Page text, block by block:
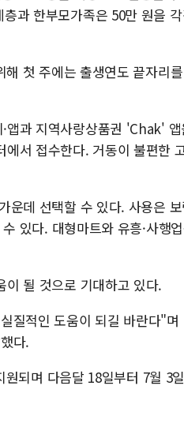
과 한부모가족은 50만 원을
첫 주에는 출생연도 끝자리
앱과 지역사랑상품권 'Chak'
서 접수한다. 거동이 불편한
운데 선택할 수 있다. 사용은
있다. 대형마트와 유흥·사행
될 것으로 기대하고 있다.
질적인 도움이 되길 바란다"며
다.
되며 다음달 18일부터 7월 3